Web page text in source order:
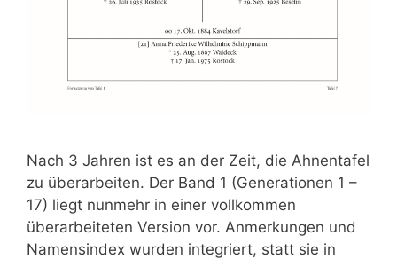
Nach 3 Jahren ist es an der Zeit, die Ahnentafel
zu überarbeiten. Der Band 1 (Generationen 1 –
17) liegt nunmehr in einer vollkommen
überarbeiteten Version vor. Anmerkungen und
Namensindex wurden integriert, statt sie in